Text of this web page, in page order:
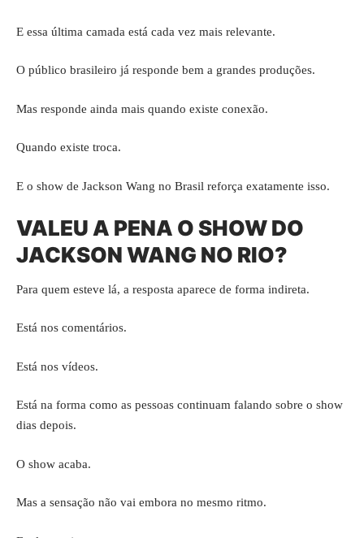
E essa última camada está cada vez mais relevante.
O público brasileiro já responde bem a grandes produções.
Mas responde ainda mais quando existe conexão.
Quando existe troca.
E o show de Jackson Wang no Brasil reforça exatamente isso.
VALEU A PENA O SHOW DO
JACKSON WANG NO RIO?
Para quem esteve lá, a resposta aparece de forma indireta.
Está nos comentários.
Está nos vídeos.
Está na forma como as pessoas continuam falando sobre o show
dias depois.
O show acaba.
Mas a sensação não vai embora no mesmo ritmo.